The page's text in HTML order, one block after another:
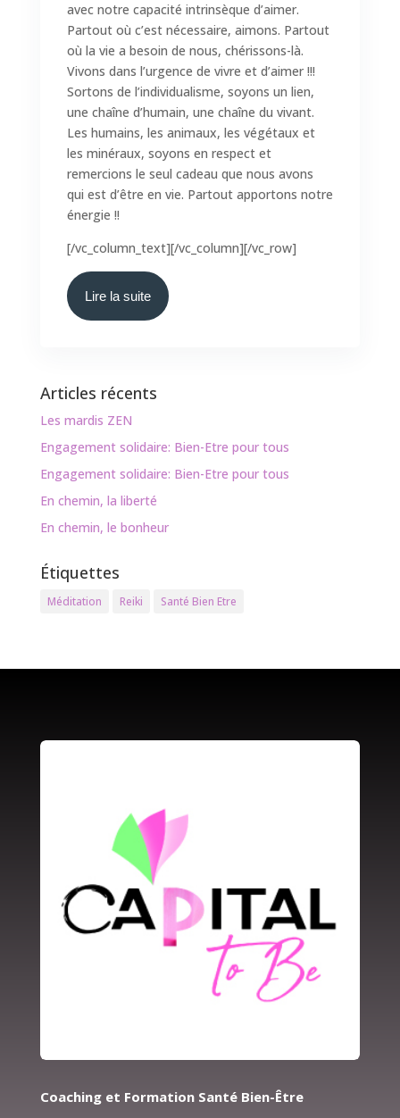
avec notre capacité intrinsèque d’aimer.
Partout où c’est nécessaire, aimons. Partout
où la vie a besoin de nous, chérissons-là.
Vivons dans l’urgence de vivre et d’aimer !!!
Sortons de l’individualisme, soyons un lien,
une chaîne d’humain, une chaîne du vivant.
Les humains, les animaux, les végétaux et
les minéraux, soyons en respect et
remercions le seul cadeau que nous avons
qui est d’être en vie. Partout apportons notre
énergie !!
[/vc_column_text][/vc_column][/vc_row]
Lire la suite
Articles récents
Les mardis ZEN
Engagement solidaire: Bien-Etre pour tous
Engagement solidaire: Bien-Etre pour tous
En chemin, la liberté
En chemin, le bonheur
Étiquettes
Méditation Reiki Santé Bien Etre
Coaching et Formation Santé Bien-Être